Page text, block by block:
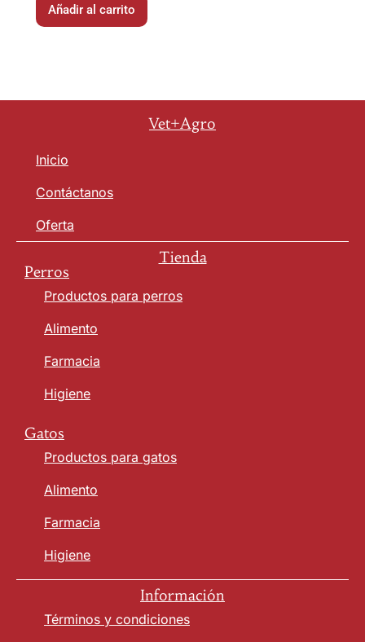
Añadir al carrito
Vet+Agro
Inicio
Contáctanos
Oferta
Tienda
Perros
Productos para perros
Alimento
Farmacia
Higiene
Gatos
Productos para gatos
Alimento
Farmacia
Higiene
Información
Términos y condiciones